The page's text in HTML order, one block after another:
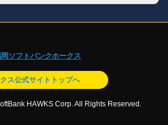
ス公式サイトトップへ
HAWKS Corp. All Rights Reserved.